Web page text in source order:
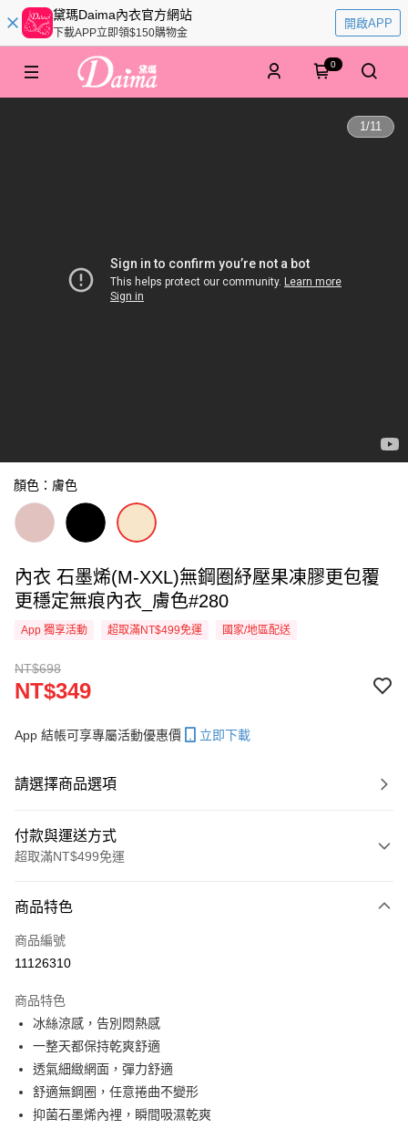
黛瑪Daima內衣官方網站
下載APP立即領$150購物金
開啟APP
0
1/11
顏色：膚色
內衣 石墨烯(M-XXL)無鋼圈紓壓果凍膠更包覆
更穩定無痕內衣_膚色#280
App 獨享活動 超取滿NT$499免運 國家/地區配送
NT$698
NT$349
App 結帳可享專屬活動優惠價 立即下載
請選擇商品選項
付款與運送方式
超取滿NT$499免運
信用卡一次付款
超商取貨付款
Apple Pay
街口支付
悠遊付
全盈+PAY
商品特色
商品編號
11126310
商品特色
冰絲涼感，告別悶熱感
一整天都保持乾爽舒適
透氣細緻網面，彈力舒適
舒適無鋼圈，任意捲曲不變形
抑菌石墨烯內裡，瞬間吸濕乾爽